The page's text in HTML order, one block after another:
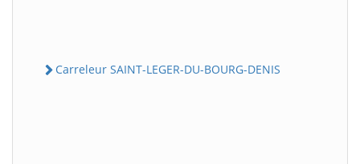
Carreleur SAINT-LEGER-DU-BOURG-DENIS